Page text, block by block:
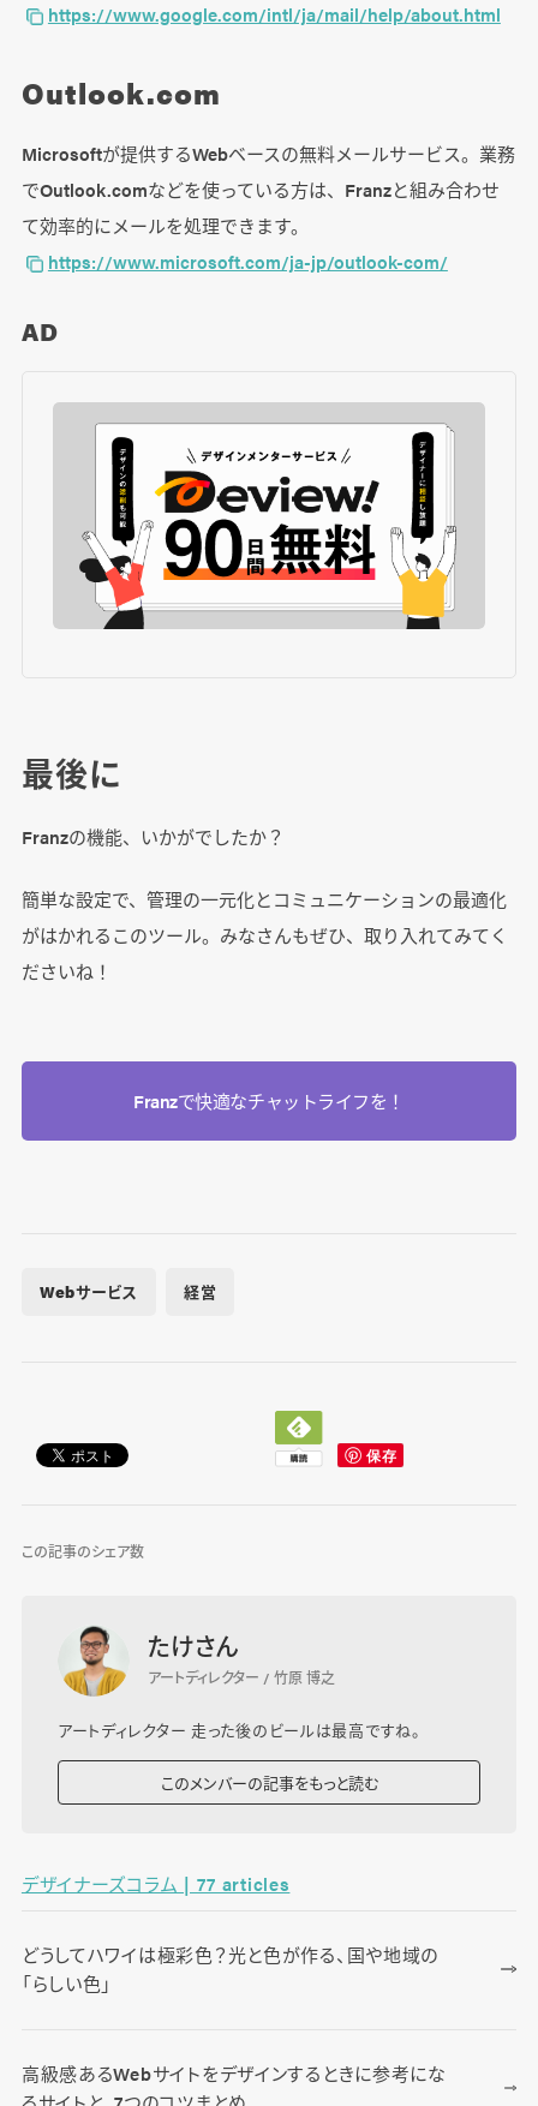
https://www.google.com/intl/ja/mail/help/about.html
Outlook.com
Microsoftが提供するWebベースの無料メールサービス。業務
でOutlook.comなどを使っている方は、Franzと組み合わせ
て効率的にメールを処理できます。
https://www.microsoft.com/ja-jp/outlook-com/
AD
最後に
Franzの機能、いかがでしたか？
簡単な設定で、管理の一元化とコミュニケーションの最適化
がはかれるこのツール。みなさんもぜひ、取り入れてみてく
ださいね！
Franzで快適なチャットライフを！
Webサービス 経営
この記事のシェア数
たけさん
アートディレクター / 竹原 博之
アートディレクター 走った後のビールは最高ですね。
このメンバーの記事をもっと読む
デザイナーズコラム | 77 articles
どうしてハワイは極彩色？光と色が作る、国や地域の
「らしい色」
高級感あるWebサイトをデザインするときに参考にな